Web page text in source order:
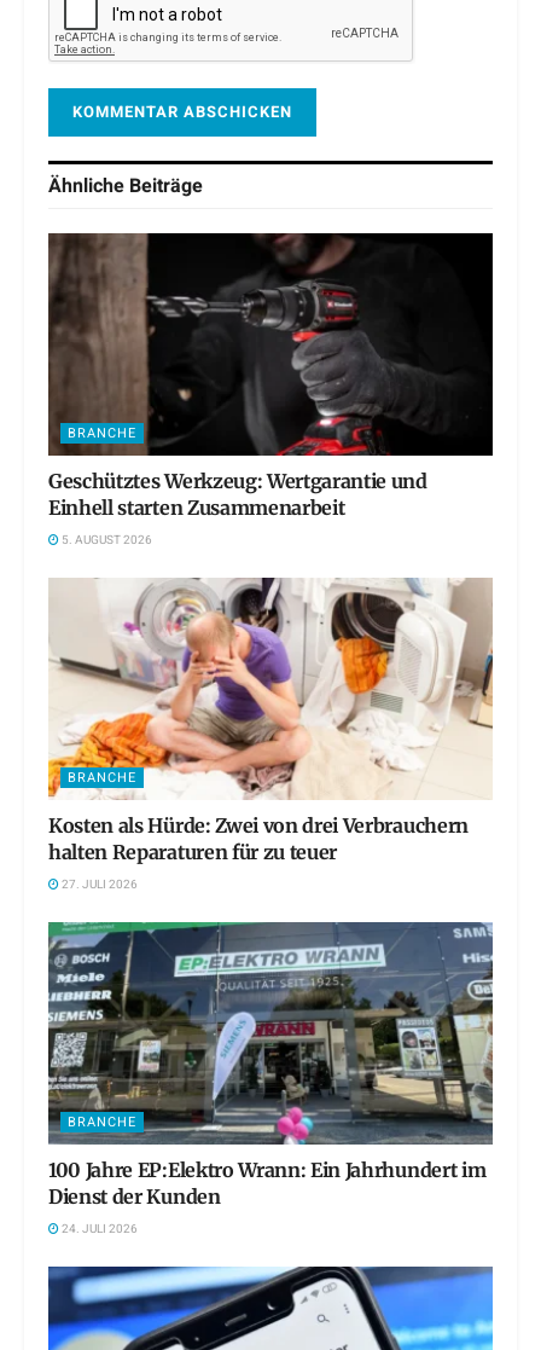
Ähnliche Beiträge
BRANCHE
Geschütztes Werkzeug: Wertgarantie und
Einhell starten Zusammenarbeit
5. AUGUST 2026
BRANCHE
Kosten als Hürde: Zwei von drei Verbrauchern
halten Reparaturen für zu teuer
27. JULI 2026
BRANCHE
100 Jahre EP:Elektro Wrann: Ein Jahrhundert im
Dienst der Kunden
24. JULI 2026